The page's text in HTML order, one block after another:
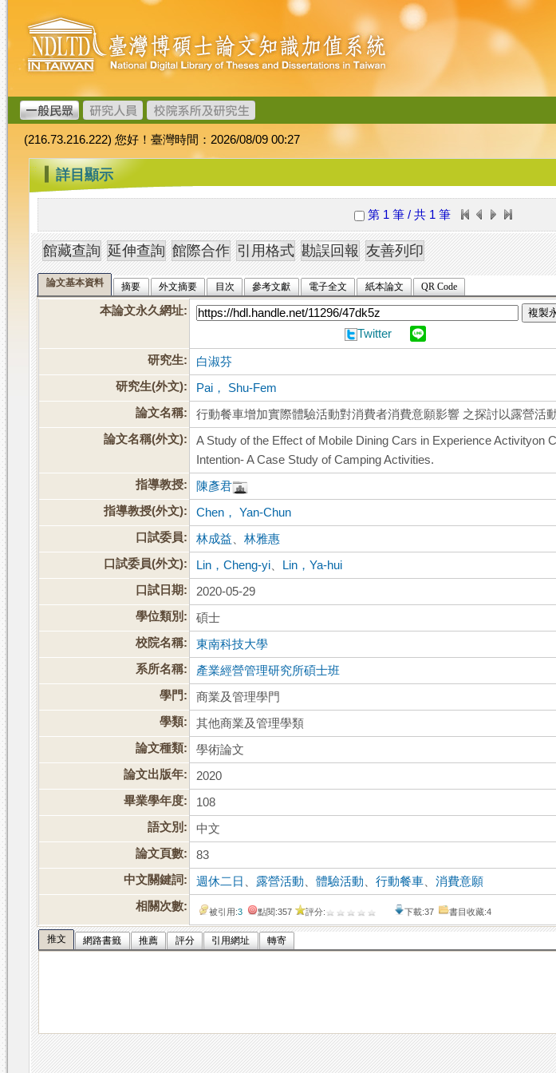
跳
到
主
要
內
容
臺
灣
博
碩
士
論
文
加
值
系
統
(216.73.216.222) 您好！臺灣時間：2026/08/09 00:27
::: 詳目顯示
第 1 筆 / 共 1 筆
論文基本資料 摘要 外文摘要 目次 參考文獻 電子全文 紙本論文 QR Code
本論文永久網址: 複製
Twitter
研究生:
白淑芬
研究生(外文):
Pai， Shu-Fem
論文名稱:
行動餐車增加實際體驗活動對消費者消費意願影響 之探討以露營活
論文名稱(外文):
A Study of the Effect of Mobile Dining Cars in Experience Activityon
Intention- A Case Study of Camping Activities.
指導教授:
陳彥君
指導教授(外文):
Chen， Yan-Chun
口試委員:
林成益 、林雅惠
口試委員(外文):
Lin，Cheng-yi
Lin，Ya-hui
口試日期:
2020-05-29
學位類別:
碩士
校院名稱:
東南科技大學
系所名稱:
產業經營管理研究所碩士班
學門:
商業及管理學門
學類:
其他商業及管理學類
論文種類:
學術論文
論文出版年:
2020
畢業學年度:
108
語文別:
中文
論文頁數:
83
中文關鍵詞:
週休二日 露營活動 、體驗活動 、行動餐車 、消費意願
相關次數:
被引用:3 點閱:357 評分: 下載:37 書目收藏:4
推文 網路書籤 推薦 評分 引用網址 轉寄